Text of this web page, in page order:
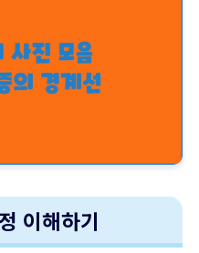
이해하기